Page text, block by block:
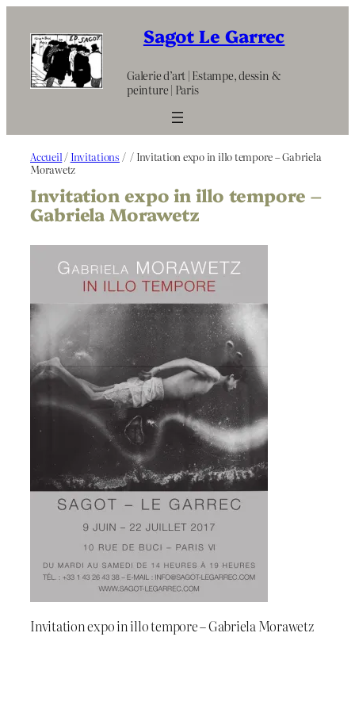
contenu
Sagot Le Garrec
Galerie d’art | Estampe, dessin &
peinture | Paris
Accueil / Invitations / / Invitation expo in illo tempore – Gabriela
Morawetz
Invitation expo in illo tempore –
Gabriela Morawetz
Invitation expo in illo tempore – Gabriela Morawetz